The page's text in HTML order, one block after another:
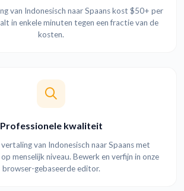
van Indonesisch naar Spaans kost $50+ per
in enkele minuten tegen een fractie van de
kosten.
Professionele kwaliteit
van Indonesisch naar Spaans met
menselijk niveau. Bewerk en verfijn in onze
browser-gebaseerde editor.